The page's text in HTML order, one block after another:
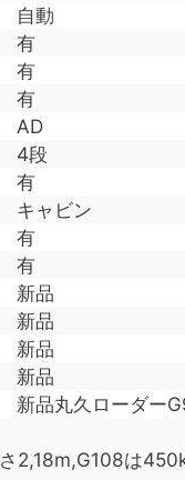
自動
有
有
有
AD
4段
有
キャビン
有
有
新品
新品
新品
新品
新品丸久ローダー
2,18m,G108は